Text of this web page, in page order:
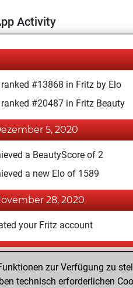
Activity
#13868 in Fritz by Elo
ranked #20487 in Fritz Beauty
5, 2020
a BeautyScore of 2
a new Elo of 1589
28, 2020
your Fritz account
13, 2020
1 slow games
zur Verfügung zu
technisch erforderlichen